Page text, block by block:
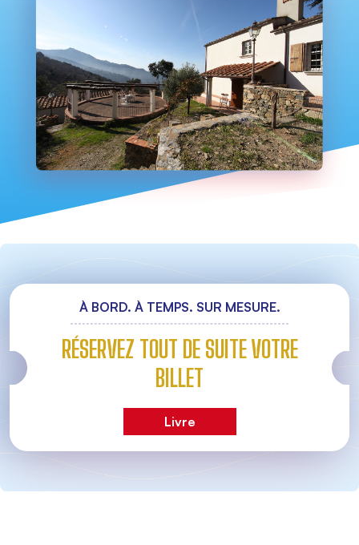
À BORD. À TEMPS. SUR MESURE.
RÉSERVEZ TOUT DE SUITE VOTRE
BILLET
Livre